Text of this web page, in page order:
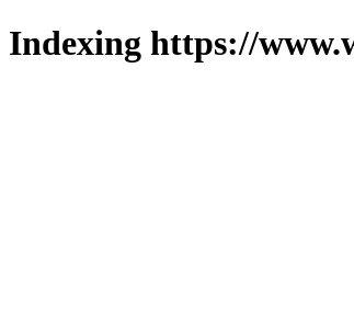
Indexing https://